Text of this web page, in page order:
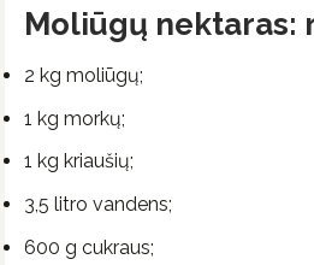
Moliūgų nektaras:
2 kg moliūgų;
1 kg morkų;
1 kg kriaušių;
3,5 litro vandens;
600 g cukraus;